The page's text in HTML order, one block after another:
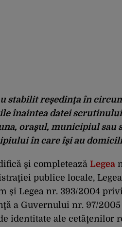
stabilit reşedinţa în
înaintea datei
oraşul, municipiul
în care îşi au
şi completează Legea
publice locale,
şi Legea nr. 393/2004
a Guvernului nr. 97/
identitate ale cetăţenilor